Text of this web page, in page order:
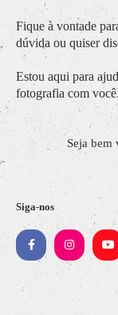
Fique à vontade
dúvida ou quiser
Estou aqui para
fotografia com
Seja bem
Siga-nos